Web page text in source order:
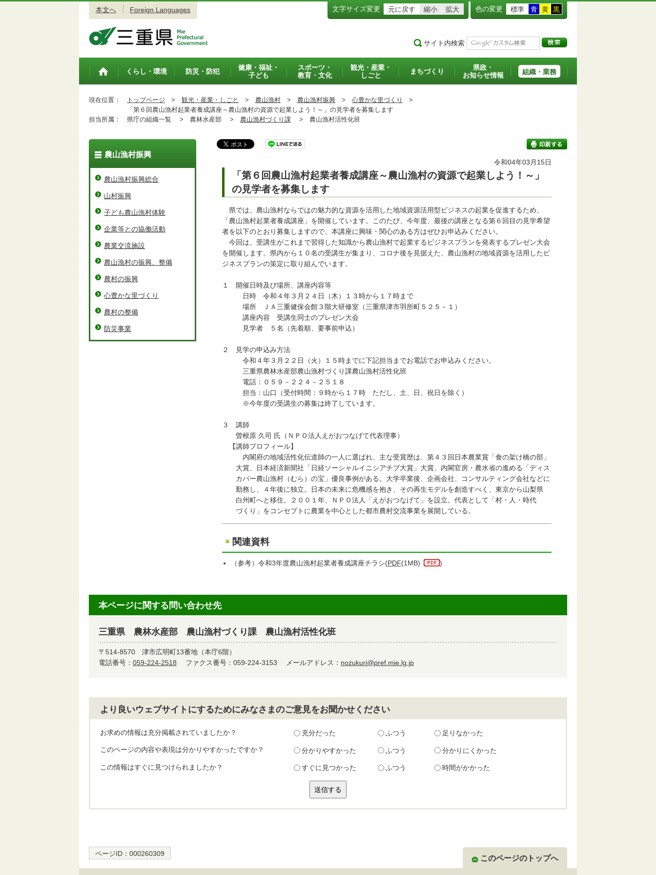
本文へ Foreign Languages 文字サイズ変更 元に戻す 縮小 拡大 色の変更 標準 青 黄 黒
サイト内検索
トップペ
くらし・環境 防災・防犯
健康・福祉・
子ども
スポーツ・
教育・文化
観光・産業・
しごと
まちづくり
県政・
お知らせ情報
組織・業務
現在位置： トップページ > 観光・産業・しごと > 農山漁村 > 農山漁村振興 > 心豊かな里づくり
>
「第６回農山漁村起業者養成講座～農山漁村の資源で起業しよう！～」の見学者を募集します
担当所属：
県庁の組織一覧 > 農林水産部 > 農山漁村づくり課 > 農山漁村活性化班
令和04年03月15日
「第６回農山漁村起業者養成講座～農山漁村の資源で起業しよう！～」
の見学者を募集します
県では、農山漁村ならではの魅力的な資源を活用した地域資源活用型ビジネスの起業を促進するため、
「農山漁村起業者養成講座」を開催しています。このたび、今年度、最後の講座となる第６回目の見学希望
者を以下のとおり募集しますので、本講座に興味・関心のある方はぜひお申込みください。
今回は、受講生がこれまで習得した知識から農山漁村で起業するビジネスプランを発表するプレゼン大会
を開催します。県内から１０名の受講生が集まり、コロナ後を見据えた、農山漁村の地域資源を活用したビ
ジネスプランの策定に取り組んでいます。
１ 開催日時及び場所、講座内容等
日時 令和４年３月２４日（木）１３時から１７時まで
場所 ＪＡ三重健保会館３階大研修室（三重県津市羽所町５２５－１）
講座内容 受講生同士のプレゼン大会
見学者 ５名（先着順、要事前申込）
２ 見学の申込み方法
令和４年３月２２日（火）１５時までに下記担当までお電話でお申込みください。
三重県農林水産部農山漁村づくり課農山漁村活性化班
電話：０５９－２２４－２５１８
担当：山口（受付時間：９時から１７時 ただし、土、日、祝日を除く）
※今年度の受講生の募集は終了しています。
３ 講師
曽根原 久司 氏（ＮＰＯ法人えがおつなげて代表理事）
【講師プロフィール】
内閣府の地域活性化伝道師の一人に選ばれ、主な受賞歴は、第４３回日本農業賞「食の架け橋の部」
大賞、日本経済新聞社「日経ソーシャルイニシアチブ大賞」大賞、内閣官房・農水省の進める「ディス
カバー農山漁村（むら）の宝」優良事例がある。大学卒業後、企画会社、コンサルティング会社などに
勤務し、４年後に独立。日本の未来に危機感を抱き、その再生モデルを創造すべく、東京から山梨県
白州町へと移住。２００１年、ＮＰＯ法人「えがおつなげて」を設立。代表として「村・人・時代
づくり」をコンセプトに農業を中心とした都市農村交流事業を展開している。
関連資料
（参考）令和3年度農山漁村起業者養成講座チラシ(PDF(1MB) )
農山漁村振興
農山漁村振興総合
山村振興
子ども農山漁村体験
企業等との協働活動
農業交流施設
農山漁村の振興、整備
農村の振興
心豊かな里づくり
農村の整備
防災事業
本ページに関する問い合わせ先
三重県 農林水産部 農山漁村づくり課 農山漁村活性化班
〒514-8570 津市広明町13番地（本庁6階）
電話番号： 059-224-2518 ファクス番号：059-224-3153 メールアドレス： nozukuri@pref.mie.lg.jp
より良いウェブサイトにするためにみなさまのご意見をお聞かせください
お求めの情報は充分掲載されていましたか？ 充分だった ふつう 足りなかった
このページの内容や表現は分かりやすかったですか？ 分かりやすかった ふつう 分かりにくかった
この情報はすぐに見つけられましたか？ すぐに見つかった ふつう 時間がかかった
ページID： 000260309
このページのトップへ